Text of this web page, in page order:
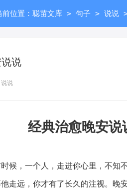
前位置： 聪苗文库 > 句子 > 说说
说
说说
经典治愈晚安
，一个人，走进你心里，不知不
走远，你才有了长久的注视。晚